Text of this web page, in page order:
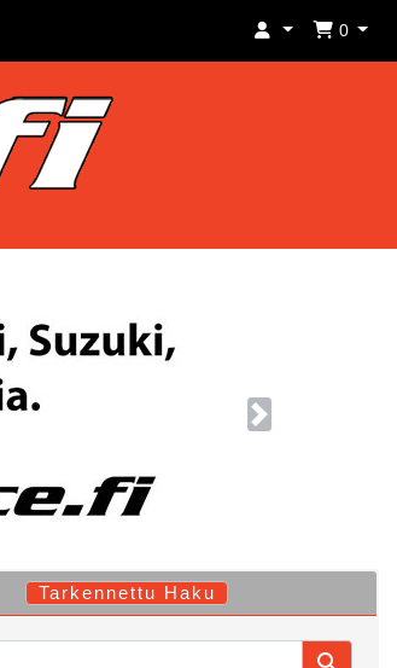
0
Next
Tarkennettu Haku